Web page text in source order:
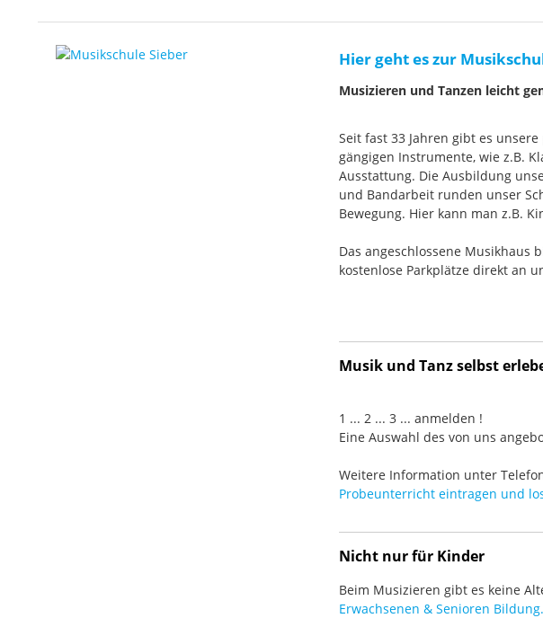
Hier geht es zur
Musizieren und Tanzen leicht
Seit fast 33 Jahren gibt es
gängigen Instrumente, wie z.B.
Ausstattung. Die Ausbildung
und Bandarbeit runden unser
Bewegung. Hier kann man z.B.
Das angeschlossene
kostenlose Parkplätze direkt an
Musik und Tanz selbst
1 ... 2 ... 3 ... anmelden !
Eine Auswahl des von uns
Weitere Information unter
Probeunterricht eintragen und
Nicht nur für Kinder
Beim Musizieren gibt es keine
Erwachsenen & Senioren Bildung.